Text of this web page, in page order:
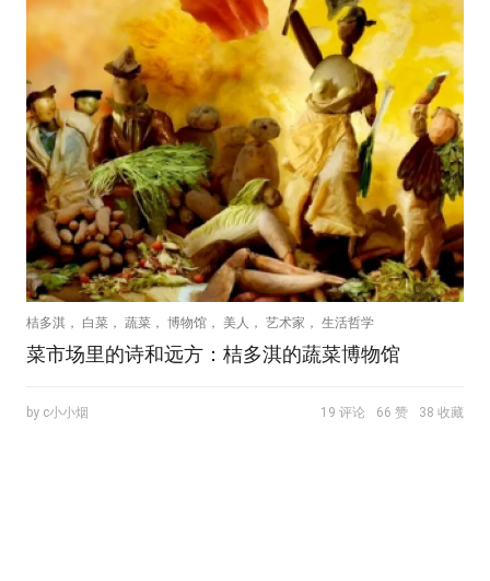
桔多淇， 白菜， 蔬菜， 博物馆， 美人， 艺术家， 生活哲学
菜市场里的诗和远方：桔多淇的蔬菜博物馆
by c小小烟 19 评论 66 赞 38 收藏